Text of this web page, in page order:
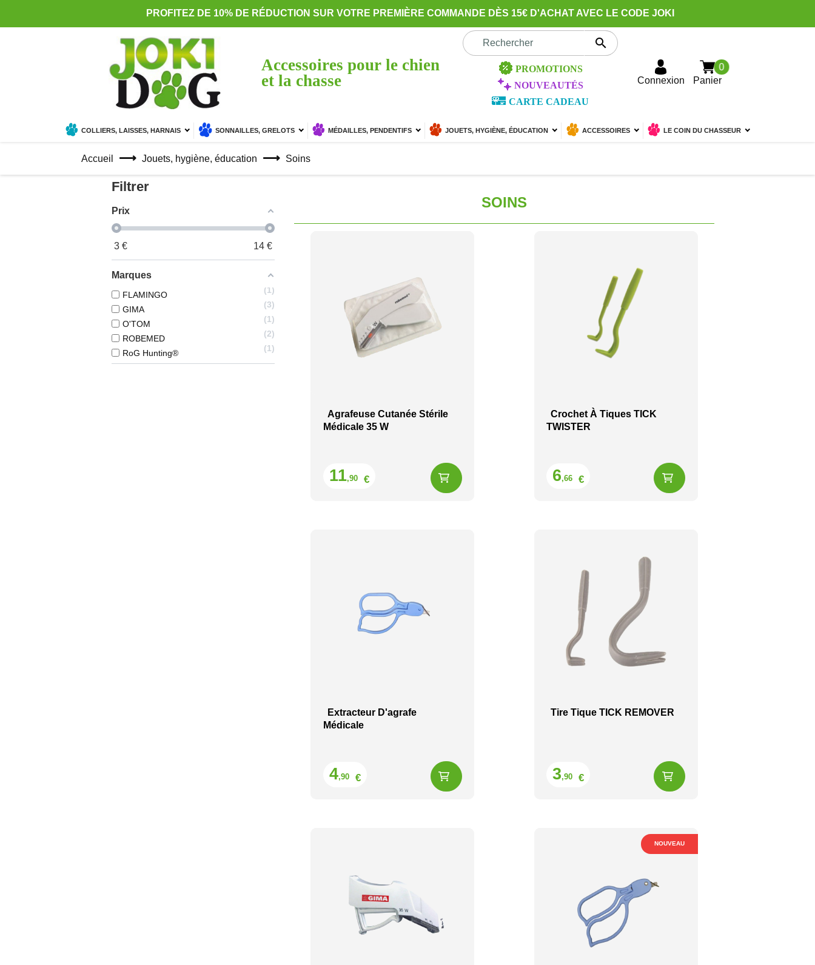
PROFITEZ DE 10% DE RÉDUCTION SUR VOTRE PREMIÈRE COMMANDE DÈS 15€ D'ACHAT AVEC LE CODE JOKI
Accessoires pour le chien
et la chasse

PROMOTIONS
NOUVEAUTÉS
CARTE CADEAU
Connexion Panier
0
COLLIERS, LAISSES, HARNAIS SONNAILLES, GRELOTS MÉDAILLES, PENDENTIFS JOUETS, HYGIÈNE, ÉDUCATION ACCESSOIRES LE COIN DU CHASSEUR
Accueil Jouets, hygiène, éducation Soins
Filtrer
Prix
3 € 14 €
Marques
FLAMINGO
1
GIMA
3
O'TOM
1
ROBEMED
2
RoG Hunting®
1
SOINS
Agrafeuse Cutanée Stérile
Médicale 35 W
11,90 €
Crochet À Tiques TICK
TWISTER
6,66 €
Extracteur D'agrafe
Médicale
4,90 €
Tire Tique TICK REMOVER
3,90 €
NOUVEAU